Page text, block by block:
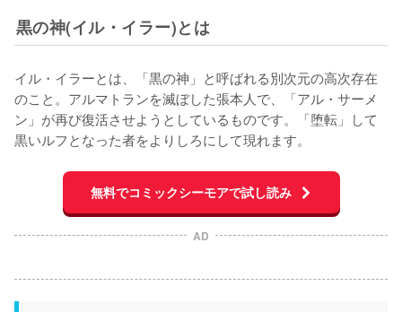
黒の神(イル・イラー)とは
イル・イラーとは、「黒の神」と呼ばれる別次元の高次存在
のこと。アルマトランを滅ぼした張本人で、「アル・サーメ
ン」が再び復活させようとしているものです。「堕転」して
黒いルフとなった者をよりしろにして現れます。
無料でコミックシーモアで試し読み
AD